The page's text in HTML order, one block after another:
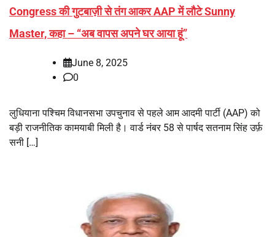
Congress की गुटबाज़ी से तंग आकर AAP में लौटे Sunny
Master, कहा – “अब वापस अपने घर आया हूं”
June 8, 2025
0
लुधियाना पश्चिम विधानसभा उपचुनाव से पहले आम आदमी पार्टी (AAP) को
बड़ी राजनीतिक कामयाबी मिली है। वार्ड नंबर 58 से पार्षद सतनाम सिंह उर्फ़
सनी […]